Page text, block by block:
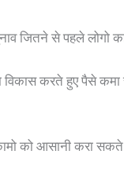
से पहले लोगो का
करते हुए पैसे
को आसानी करा